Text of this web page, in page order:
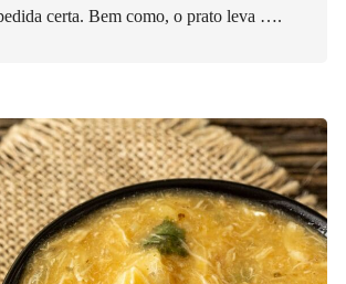
certa. Bem como, o prato leva ….